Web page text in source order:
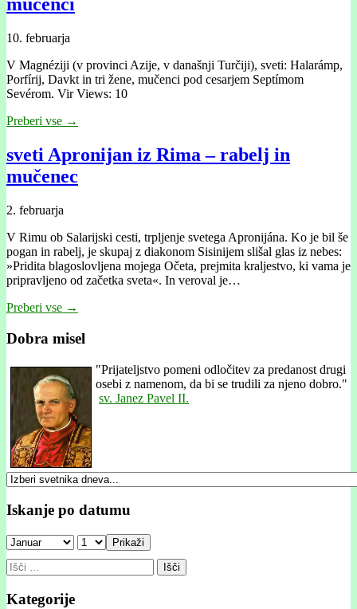
mučenci
10. februarja
V Magnéziji (v provinci Azije, v današnji Turčiji), sveti: Halarámp,
Porfírij, Davkt in tri žene, mučenci pod cesarjem Septímom
Sevérom. Vir Views: 10
Preberi vse →
sveti Apronijan iz Rima – rabelj in
mučenec
2. februarja
V Rimu ob Salarijski cesti, trpljenje svetega Apronijána. Ko je bil še
pogan in rabelj, je skupaj z diakonom Sisinijem slišal glas iz nebes:
»Pridita blagoslovljena mojega Očeta, prejmita kraljestvo, ki vama je
pripravljeno od začetka sveta«. In veroval je…
Preberi vse →
Dobra misel
"Prijateljstvo pomeni odločitev za predanost drugi
osebi z namenom, da bi se trudili za njeno dobro."
sv. Janez Pavel II.
Iskanje po datumu
Prikaži
Išči:
Kategorije